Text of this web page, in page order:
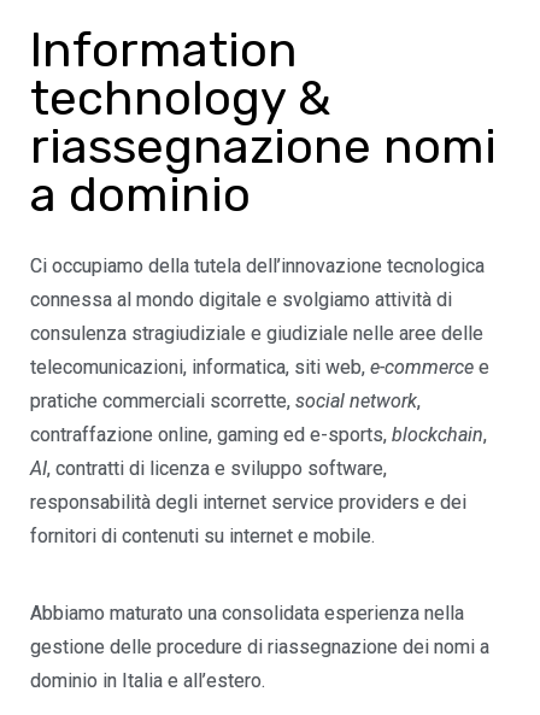
Information
technology &
riassegnazione nomi
a dominio
Ci occupiamo della tutela dell’innovazione tecnologica
connessa al mondo digitale e svolgiamo attività di
consulenza stragiudiziale e giudiziale nelle aree delle
telecomunicazioni, informatica, siti web, e-commerce e
pratiche commerciali scorrette, social network,
contraffazione online, gaming ed e-sports, blockchain,
AI, contratti di licenza e sviluppo software,
responsabilità degli internet service providers e dei
fornitori di contenuti su internet e mobile.
Abbiamo maturato una consolidata esperienza nella
gestione delle procedure di riassegnazione dei nomi a
dominio in Italia e all’estero.